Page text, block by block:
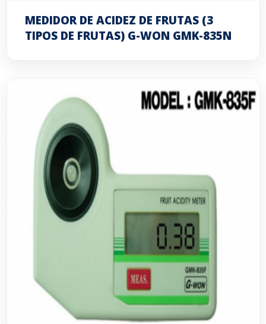
MEDIDOR DE ACIDEZ DE FRUTAS (3
TIPOS DE FRUTAS) G-WON GMK-835N